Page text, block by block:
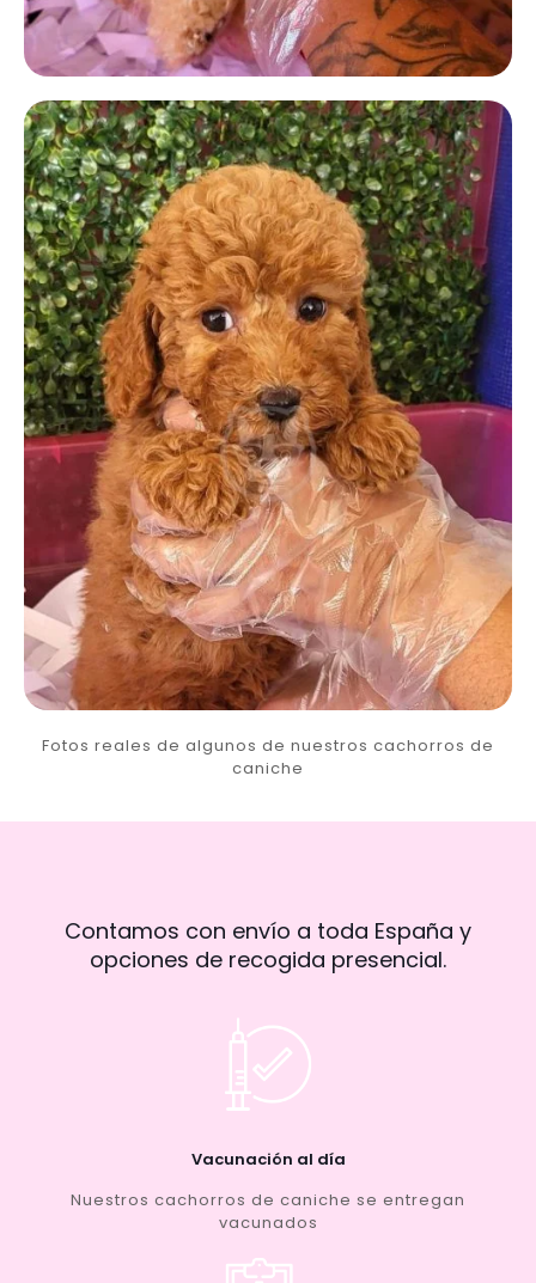
Fotos reales de algunos de nuestros cachorros de
caniche
Contamos con envío a toda España y
opciones de recogida presencial.
Vacunación al día
Nuestros cachorros de caniche se entregan
vacunados